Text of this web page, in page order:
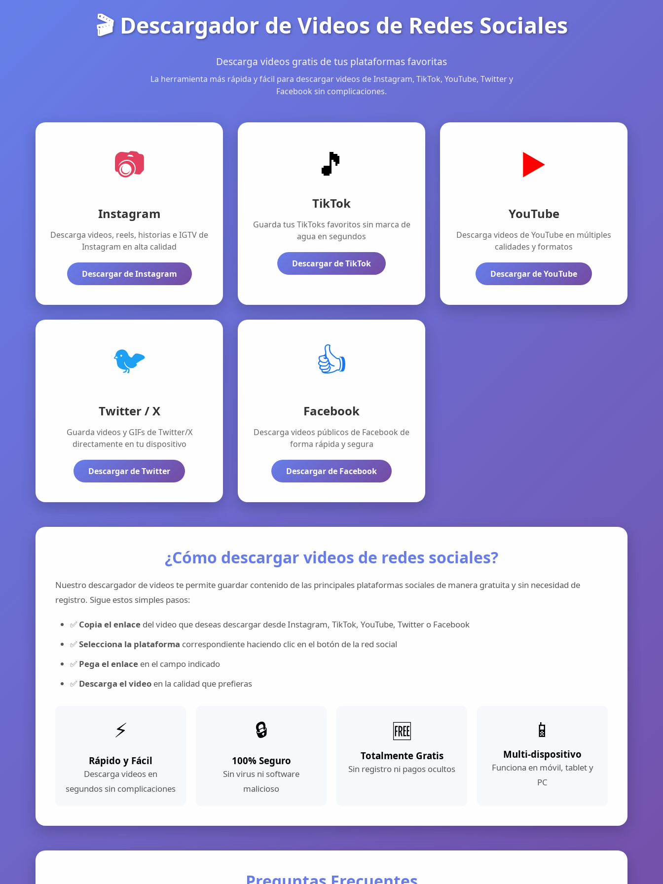
🎬 Descargador de Videos de Redes Sociales
Descarga videos gratis de tus plataformas favoritas
La herramienta más rápida y fácil para descargar videos de Instagram, TikTok, YouTube, Twitter y
Facebook sin complicaciones.
📷
Instagram
Descarga videos, reels, historias e IGTV de
Instagram en alta calidad
Descargar de Instagram
🎵
TikTok
Guarda tus TikToks favoritos sin marca de
agua en segundos
Descargar de TikTok
▶️
YouTube
Descarga videos de YouTube en múltiples
calidades y formatos
Descargar de YouTube
🐦
Twitter / X
Guarda videos y GIFs de Twitter/X
directamente en tu dispositivo
Descargar de Twitter
👍
Facebook
Descarga videos públicos de Facebook de
forma rápida y segura
Descargar de Facebook
¿Cómo descargar videos de redes sociales?
Nuestro descargador de videos te permite guardar contenido de las principales plataformas sociales de manera gratuita y sin necesidad de
registro. Sigue estos simples pasos:
✅ Copia el enlace del video que deseas descargar desde Instagram, TikTok, YouTube, Twitter o Facebook
✅Selecciona la plataforma correspondiente haciendo clic en el botón de la red social
✅ Pega el enlace en el campo indicado
✅ Descarga el video en la calidad que prefieras
⚡
Rápido y Fácil
Descarga videos en
segundos sin complicaciones
🔒
100% Seguro
Sin virus ni software
malicioso
🆓
Totalmente Gratis
Sin registro ni pagos ocultos
📱
Multi-dispositivo
Funciona en móvil, tablet y
PC